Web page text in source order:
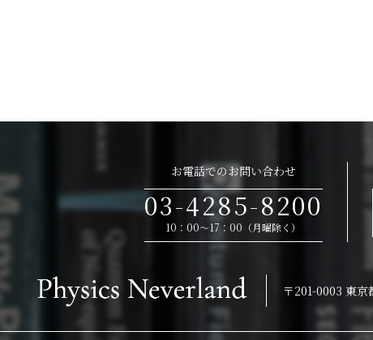
お電話でのお問い合わせ
03-4285-8200
10：00～17：00（月曜除く）
〒201-0003東京